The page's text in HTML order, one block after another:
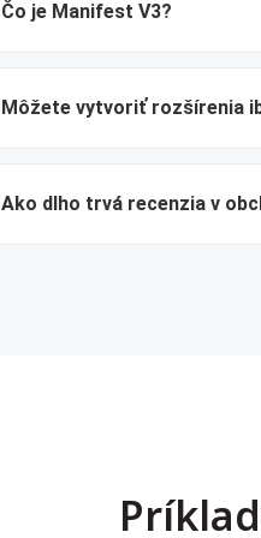
Čo je Manifest V3?
Môžete vytvoriť rozšírenia
Ako dlho trvá recenzia v